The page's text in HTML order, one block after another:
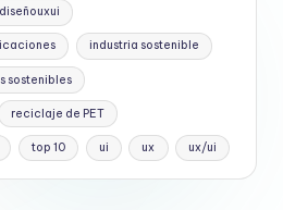
diseñouxui
industria sostenible
sostenibles
reciclaje de PET
top 10 ui ux ux/ui